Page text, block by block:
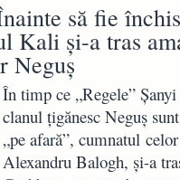
să fie
Kali şi-a tras
Neguş
În timp ce „Regele”
clanul ţigănesc Neguş
„pe afară”, cumnatul
Alexandru Balogh, şi-a